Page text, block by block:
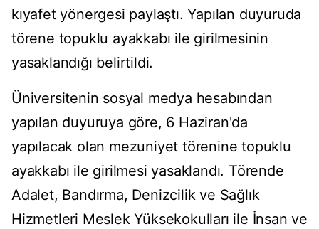
kıyafet yönergesi paylaştı. Yapılan duyuruda
törene topuklu ayakkabı ile girilmesinin
yasaklandığı belirtildi.
Üniversitenin sosyal medya hesabından
yapılan duyuruya göre, 6 Haziran'da
yapılacak olan mezuniyet törenine topuklu
ayakkabı ile girilmesi yasaklandı. Törende
Adalet, Bandırma, Denizcilik ve Sağlık
Hizmetleri Meslek Yüksekokulları ile İnsan ve